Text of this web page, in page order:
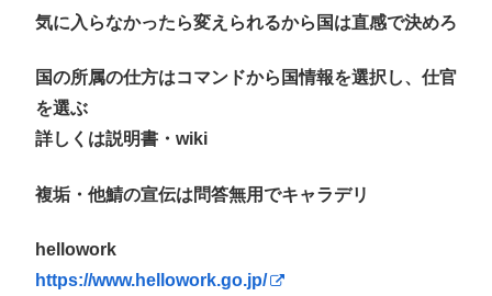
気に入らなかったら変えられるから国は直感で決めろ
国の所属の仕方はコマンドから国情報を選択し、仕官
を選ぶ
詳しくは説明書・wiki
複垢・他鯖の宣伝は問答無用でキャラデリ
hellowork
https://www.hellowork.go.jp/